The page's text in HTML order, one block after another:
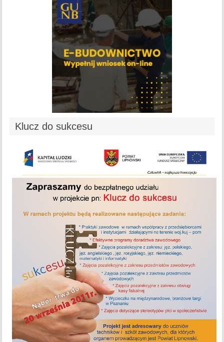
Klucz do sukcesu